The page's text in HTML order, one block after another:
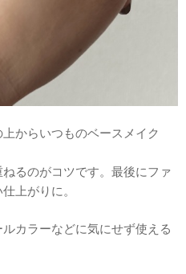
からいつものベースメイク
るのがコツです。最後にファ
上がりに。
カラーなどに気にせず使える